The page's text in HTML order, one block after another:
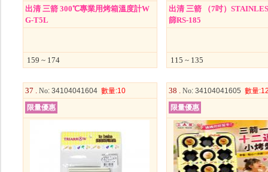
出清 三箭 300℃專業用烤箱溫度計W
G-T5L
159 ~ 174
出清 三箭 （7吋）
篩RS-185
115 ~ 135
37 . No: 34104041604 數量:10
限量優惠
38 . No: 34104041605 數量
限量優惠